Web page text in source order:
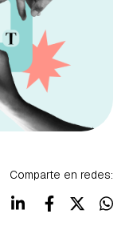
Comparte en redes: